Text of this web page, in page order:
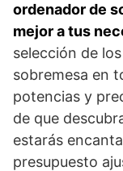
ordenador de
mejor a tus
selección de
sobremesa en
potencias y
de que
estarás
presupuesto